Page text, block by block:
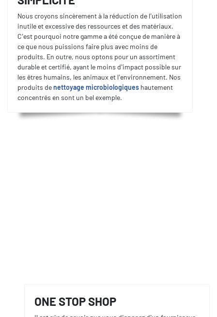
Nous croyons sincèrement à la réduction de l’utilisation
inutile et excessive des ressources et des matériaux.
C’est pourquoi notre gamme a été conçue de manière à
ce que nous puissions faire plus avec moins de
produits. En outre, nous optons pour un assortiment
durable et certifié, ayant le moins d’impact possible sur
les êtres humains, les animaux et l’environnement. Nos
produits denettoyage microbiologiques hautement
concentrés en sont un bel exemple.
ONE STOP SHOP